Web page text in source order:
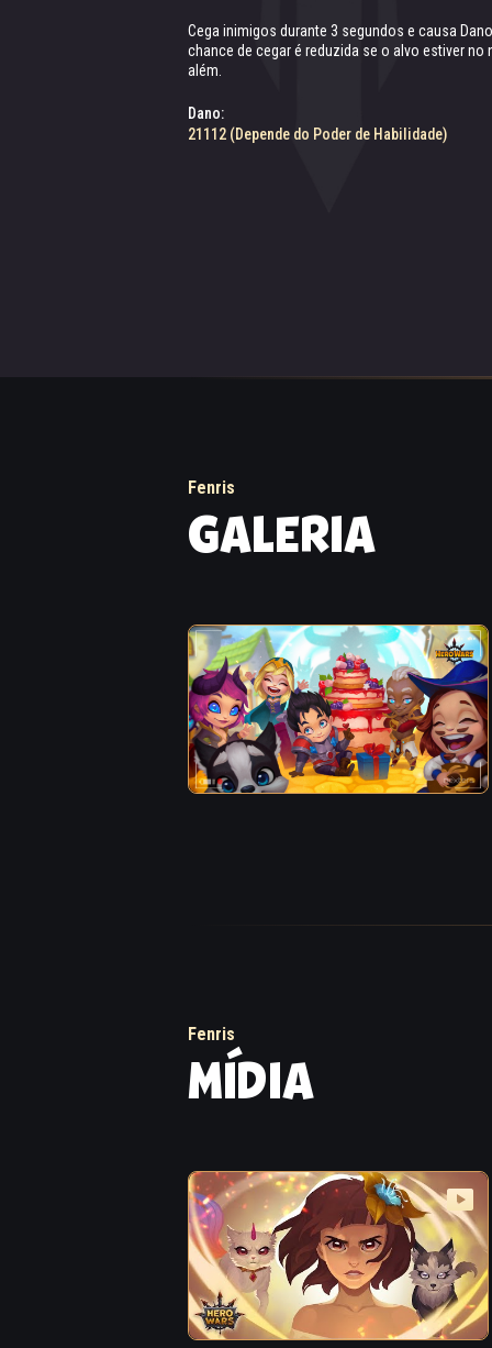
Cega inimigos durante 3 segundos e causa
chance de cegar é reduzida se o alvo estiver no
além.
Dano:
21112 (Depende do Poder de Habilidade)
Habilidade passiva. Inimigos cegados sofrem
sofrerem Dano Físico.
50.001% (Depende do Poder de Habilidade)
O Mestre ganha uma chance de cegar inimigos
básico durante 2 segundos.
40% (Depende do Poder de Patronato)
Fenris
GALERIA
Fenris
MÍDIA